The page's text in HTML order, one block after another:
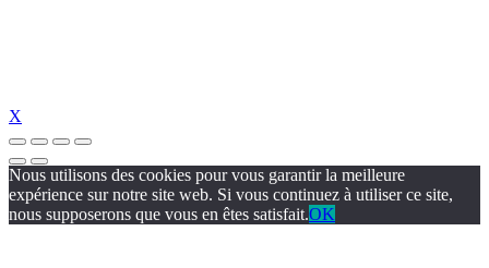
X
Nous utilisons des cookies pour vous garantir la meilleure
expérience sur notre site web. Si vous continuez à utiliser ce site,
nous supposerons que vous en êtes satisfait.OK